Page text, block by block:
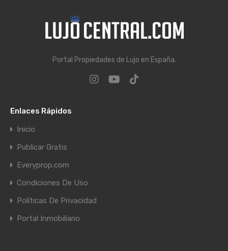
Portal Propiedades de Lujo en España.
Enlaces Rápidos
Inicio
Publicar Gratis
Everyprop.com
Condiciones De Uso
Políticas De Privacidad
Portal Inmobiliario